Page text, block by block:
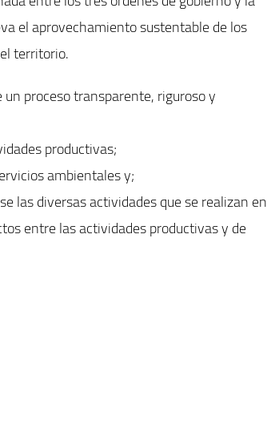
el aprovechamiento sustentable de los
territorio.
proceso transparente, riguroso y
productivas;
ambientales y;
las diversas actividades que se realizan en
entre las actividades productivas y de